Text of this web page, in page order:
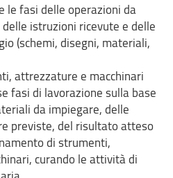
le fasi delle operazioni da
istruzioni ricevute e delle
(schemi, disegni, materiali,
attrezzature e macchinari
fasi di lavorazione sulla base
da impiegare, delle
previste, del risultato atteso
di strumenti,
curando le attività di